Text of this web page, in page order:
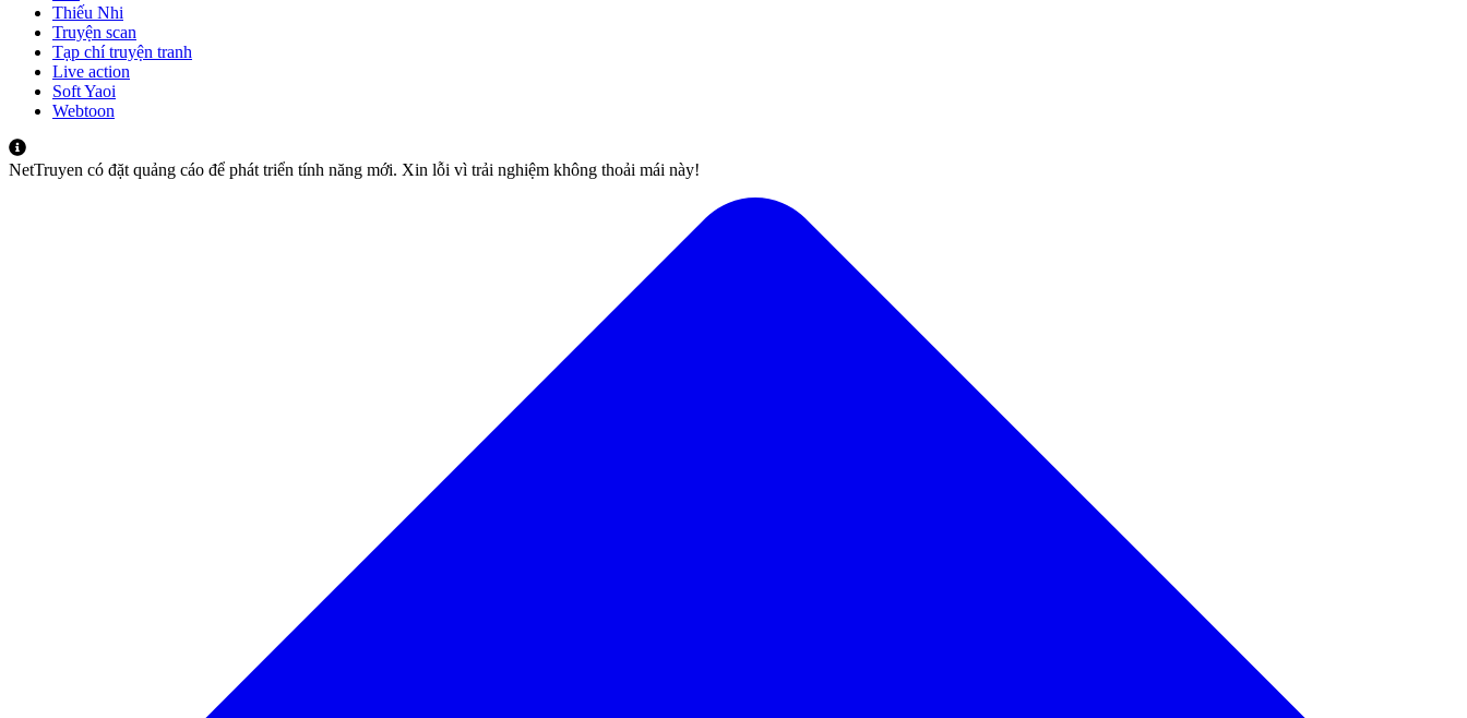
Thiếu Nhi
Truyện scan
Tạp chí truyện tranh
Live action
Soft Yaoi
Webtoon
NetTruyen có đặt quảng cáo để phát triển tính năng mới. Xin lỗi vì trải nghiệm không thoải mái này!